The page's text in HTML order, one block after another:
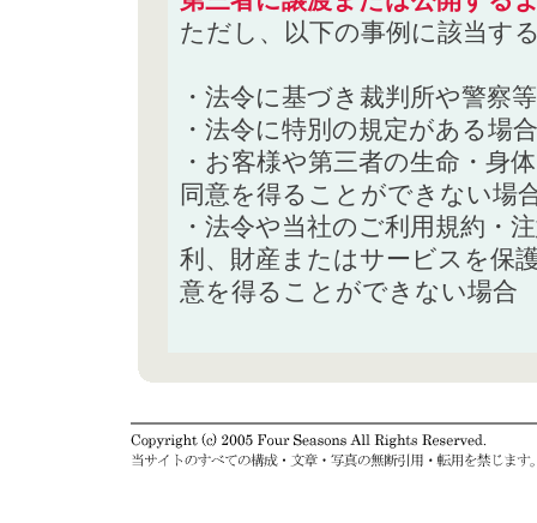
ただし、以下の事例に該当す
・法令に基づき裁判所や警察
・法令に特別の規定がある場合
・お客様や第三者の生命・身
同意を得ることができない場
・法令や当社のご利用規約・
利、財産またはサービスを保
意を得ることができない場合